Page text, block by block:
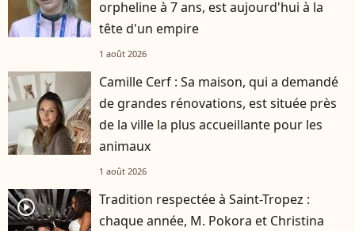
orpheline à 7 ans, est aujourd'hui à la
tête d'un empire
1 août 2026
Camille Cerf : Sa maison, qui a demandé
de grandes rénovations, est située près
de la ville la plus accueillante pour les
animaux
1 août 2026
player2
Tradition respectée à Saint-Tropez :
chaque année, M. Pokora et Christina